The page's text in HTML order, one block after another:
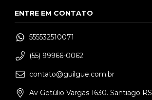
ENTRE EM CONTATO
555532510071
(55) 99966-0062
contato@guilgue.com.br
Av Getúlio Vargas 1630. Santiago RS